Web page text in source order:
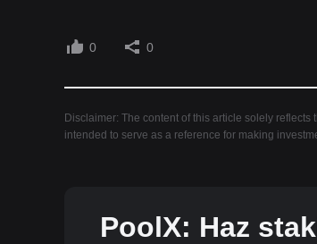
0 0
Disclaimer: The content of this article solely
intended to serve as a reference for making
PoolX: Haz